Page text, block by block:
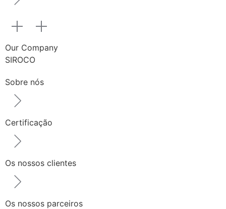
Our Company
SIROCO
Sobre nós
Certificação
Os nossos clientes
Os nossos parceiros